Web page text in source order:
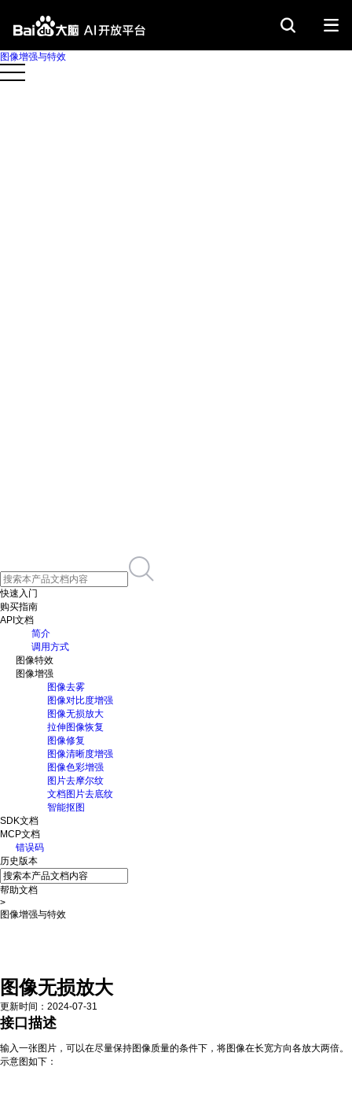
图像增强与特效
快速入门
购买指南
API文档
简介
调用方式
图像特效
图像增强
图像去雾
图像对比度增强
图像无损放大
拉伸图像恢复
图像修复
图像清晰度增强
图像色彩增强
图片去摩尔纹
文档图片去底纹
智能抠图
SDK文档
MCP文档
错误码
历史版本
帮助文档
>
图像增强与特效
图像无损放大
更新时间 ： 2024-07-31
接口描述
输入一张图片，可以在尽量保持图像质量的条件下，将图像在长宽方向各放大两倍。
示意图如下：